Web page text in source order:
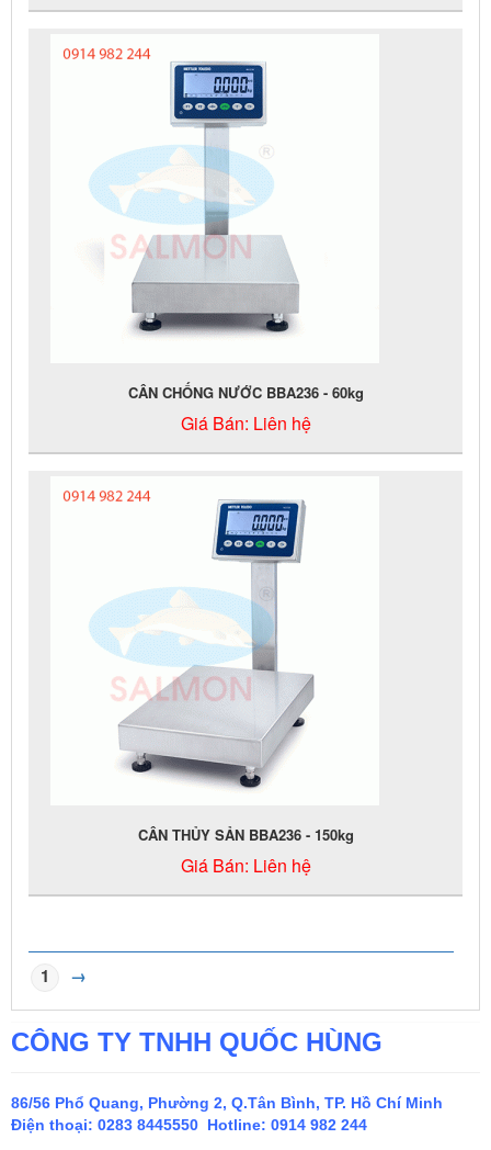
CÂN CHỐNG NƯỚC BBA236 - 60kg
Giá Bán: Liên hệ
CÂN THỦY SẢN BBA236 - 150kg
Giá Bán: Liên hệ
1 →
CÔNG TY TNHH QUỐC HÙNG
86/56 Phổ Quang, Phường 2, Q.Tân Bình, TP. Hồ Chí Minh
Điện thoại: 0283 8445550 Hotline: 0914 982 244